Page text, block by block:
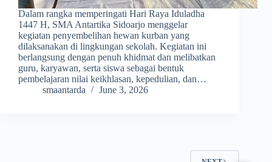
Dalam rangka memperingati Hari Raya Iduladha
1447 H, SMA Antartika Sidoarjo menggelar
kegiatan penyembelihan hewan kurban yang
dilaksanakan di lingkungan sekolah. Kegiatan ini
berlangsung dengan penuh khidmat dan melibatkan
guru, karyawan, serta siswa sebagai bentuk
pembelajaran nilai keikhlasan, kepedulian, dan…
smaantarda
June 3, 2026